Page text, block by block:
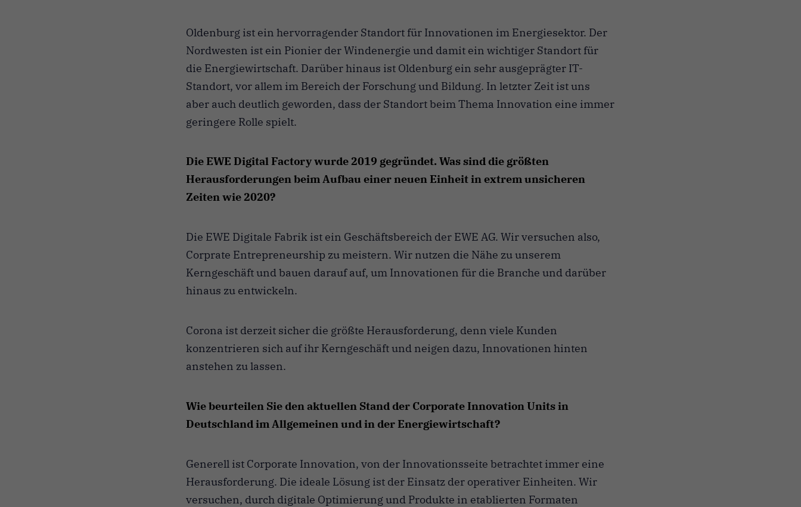
Oldenburg ist ein hervorragender Standort für Innovationen im Energiesektor. Der
Nordwesten ist ein Pionier der Windenergie und damit ein wichtiger Standort für
die Energiewirtschaft. Darüber hinaus ist Oldenburg ein sehr ausgeprägter IT-
Standort, vor allem im Bereich der Forschung und Bildung. In letzter Zeit ist uns
aber auch deutlich geworden, dass der Standort beim Thema Innovation eine immer
geringere Rolle spielt.
Die EWE Digital Factory wurde 2019 gegründet. Was sind die größten
Herausforderungen beim Aufbau einer neuen Einheit in extrem unsicheren
Zeiten wie 2020?
Die EWE Digitale Fabrik ist ein Geschäftsbereich der EWE AG. Wir versuchen also,
Corprate Entrepreneurship zu meistern. Wir nutzen die Nähe zu unserem
Kerngeschäft und bauen darauf auf, um Innovationen für die Branche und darüber
hinaus zu entwickeln.
Corona ist derzeit sicher die größte Herausforderung, denn viele Kunden
konzentrieren sich auf ihr Kerngeschäft und neigen dazu, Innovationen hinten
anstehen zu lassen.
Wie beurteilen Sie den aktuellen Stand der Corporate Innovation Units in
Deutschland im Allgemeinen und in der Energiewirtschaft?
Generell ist Corporate Innovation, von der Innovationsseite betrachtet immer eine
Herausforderung. Die ideale Lösung ist der Einsatz der operativer Einheiten. Wir
versuchen, durch digitale Optimierung und Produkte in etablierten Formaten